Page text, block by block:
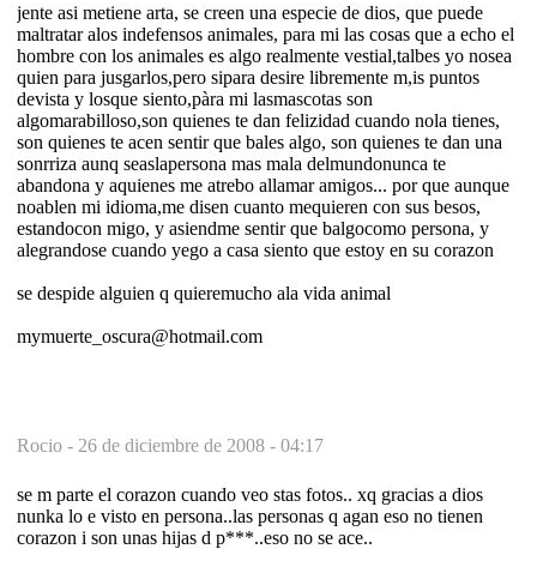
jente asi metiene arta, se creen una especie de dios, que puede
maltratar alos indefensos animales, para mi las cosas que a echo el
hombre con los animales es algo realmente vestial,talbes yo nosea
quien para jusgarlos,pero sipara desire libremente m,is puntos
devista y losque siento,pàra mi lasmascotas son
algomarabilloso,son quienes te dan felizidad cuando nola tienes,
son quienes te acen sentir que bales algo, son quienes te dan una
sonrriza aunq seaslapersona mas mala delmundonunca te
abandona y aquienes me atrebo allamar amigos... por que aunque
noablen mi idioma,me disen cuanto mequieren con sus besos,
estandocon migo, y asiendme sentir que balgocomo persona, y
alegrandose cuando yego a casa siento que estoy en su corazon
se despide alguien q quieremucho ala vida animal
mymuerte_oscura@hotmail.com
Rocio - 26 de diciembre de 2008 - 04:17
se m parte el corazon cuando veo stas fotos.. xq gracias a dios
nunka lo e visto en persona..las personas q agan eso no tienen
corazon i son unas hijas d p***..eso no se ace..